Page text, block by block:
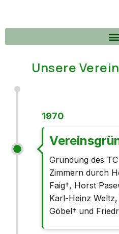
Unsere
1970
Gründung des
Zimmern durch
Faig†, Horst
Karl-Heinz
Göbel† und